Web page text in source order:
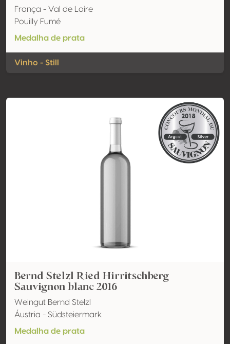
França - Val de Loire
Pouilly Fumé
Medalha de prata
Vinho - Still
Bernd Stelzl Ried Hirritschberg
Sauvignon blanc 2016
Weingut Bernd Stelzl
Áustria - Südsteiermark
Medalha de prata